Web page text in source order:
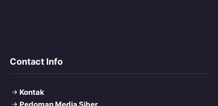
Contact Info
Kontak